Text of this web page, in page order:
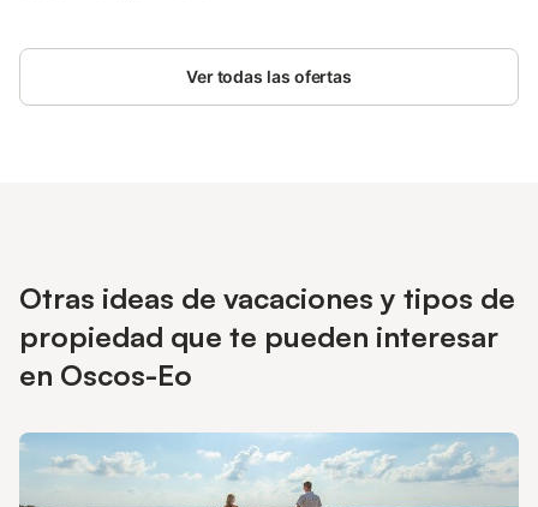
Ver todas las ofertas
Otras ideas de vacaciones y tipos de
propiedad que te pueden interesar
en Oscos-Eo